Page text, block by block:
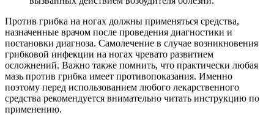
Против грибка на ногах должны применяться средства,
назначенные врачом после проведения диагностики и
постановки диагноза. Самолечение в случае возникновения
грибковой инфекции на ногах чревато развитием
осложнений. Важно также помнить, что практически любая
мазь против грибка имеет противопоказания. Именно
поэтому перед использованием любого лекарственного
средства рекомендуется внимательно читать инструкцию по
применению.